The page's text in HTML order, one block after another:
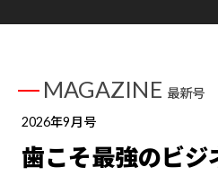
MAGAZINE 最新号
2026年9月号
歯こそ最強のビジ